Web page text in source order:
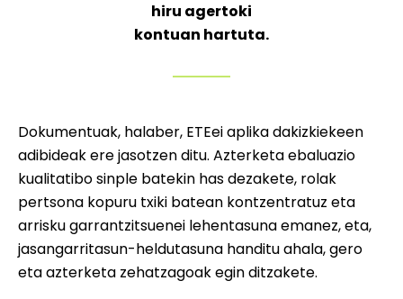
hiru agertoki
kontuan hartuta.
Dokumentuak, halaber, ETEei aplika dakizkiekeen
adibideak ere jasotzen ditu. Azterketa ebaluazio
kualitatibo sinple batekin has dezakete, rolak
pertsona kopuru txiki batean kontzentratuz eta
arrisku garrantzitsuenei lehentasuna emanez, eta,
jasangarritasun-heldutasuna handitu ahala, gero
eta azterketa zehatzagoak egin ditzakete.